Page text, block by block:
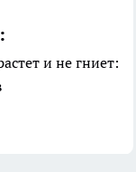
и не гниет: